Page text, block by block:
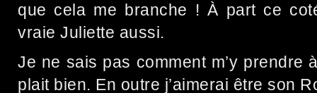
que cela me branche ! À part ce
vraie Juliette aussi.
Je ne sais pas comment m’y prendre
plait bien. En outre j’aimerai être son